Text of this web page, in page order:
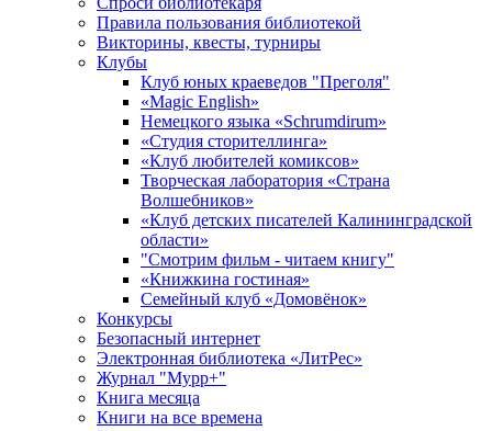
Правила пользования библиотекой
Викторины, квесты, турниры
Клубы
Клуб юных краеведов "Преголя"
«Magic English»
Немецкого языка «Schrumdirum»
«Студия сторителлинга»
«Клуб любителей комиксов»
Творческая лаборатория «Страна
Волшебников»
«Клуб детских писателей Калининградской
области»
"Смотрим фильм - читаем книгу"
«Книжкина гостиная»
Семейный клуб «Домовёнок»
Конкурсы
Безопасный интернет
Электронная библиотека «ЛитРес»
Журнал "Мурр+"
Книга месяца
Книги на все времена